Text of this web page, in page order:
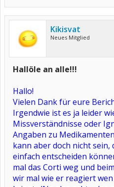
Kikisvat
Neues Mitglied
Hallöle an alle!!!
Hallo!
Vielen Dank für eure
Irgendwie ist es ja leider
Missverständnisse oder
Angaben zu
kann aber doch nicht sein,
einfach entscheiden
mal das Corti weg und
wir mal wie er reagiert